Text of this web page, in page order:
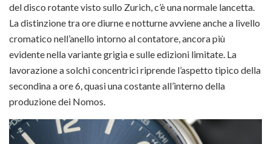
del disco rotante visto sullo Zurich, c’è una normale lancetta.
La distinzione tra ore diurne e notturne avviene anche a livello
cromatico nell’anello intorno al contatore, ancora più
evidente nella variante grigia e sulle edizioni limitate. La
lavorazione a solchi concentrici riprende l’aspetto tipico della
secondina a ore 6, quasi una costante all’interno della
produzione dei Nomos.